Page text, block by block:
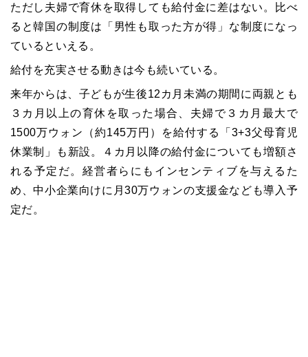
ただし夫婦で育休を取得しても給付金に差はない。比べ
ると韓国の制度は「男性も取った方が得」な制度になっ
ているといえる。
給付を充実させる動きは今も続いている。
来年からは、子どもが生後12カ月未満の期間に両親とも
３カ月以上の育休を取った場合、夫婦で３カ月最大で
1500万ウォン（約145万円）を給付する「3+3父母育児
休業制」も新設。４カ月以降の給付金についても増額さ
れる予定だ。経営者らにもインセンティブを与えるた
め、中小企業向けに月30万ウォンの支援金なども導入予
定だ。